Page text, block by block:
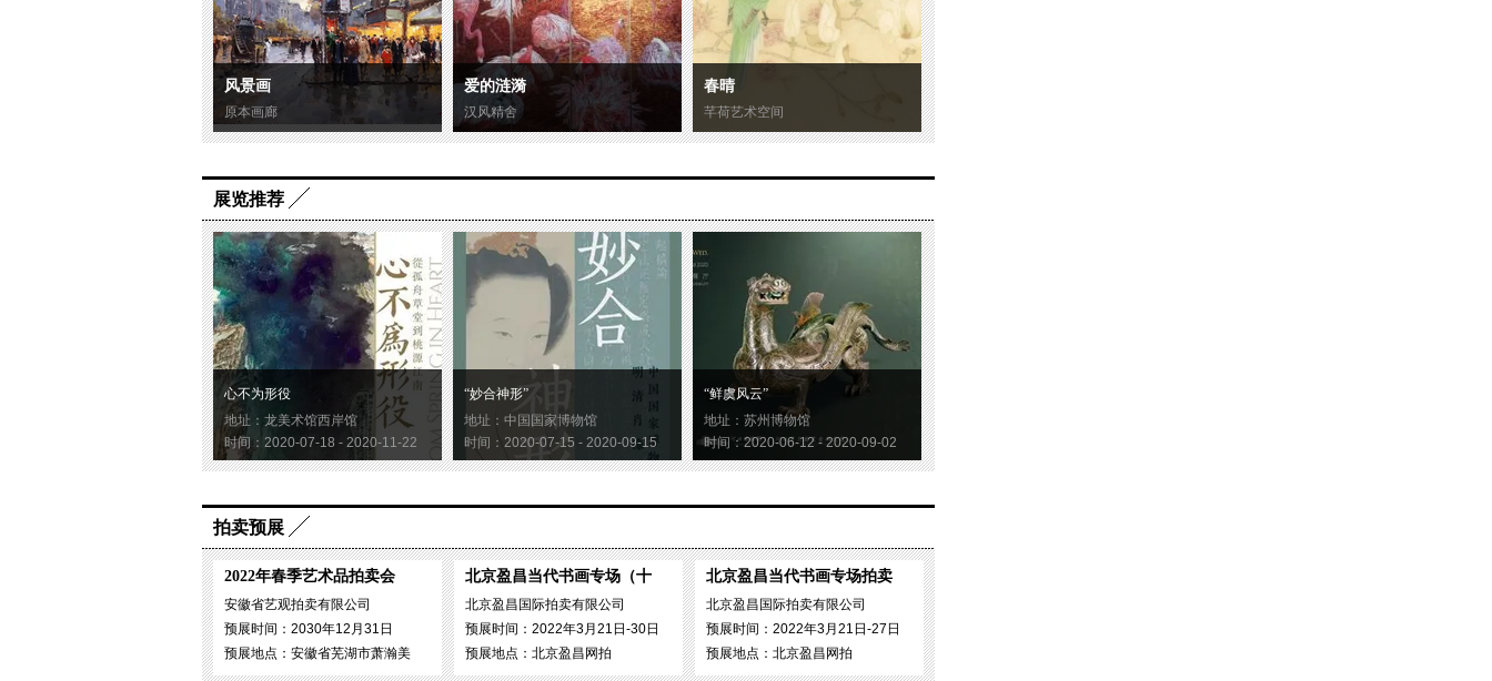
风景画
原本画廊
爱的涟漪
汉风精舍
春晴
芊荷艺术空间
展览推荐
心不为形役
地址：龙美术馆西岸馆
时间：2020-07-18 - 2020-11-22
“妙合神形”
地址：中国国家博物馆
时间：2020-07-15 - 2020-09-15
“鲜虞风云”
地址：苏州博物馆
时间：2020-06-12 - 2020-09-02
拍卖预展
2022年春季艺术品拍卖会
安徽省艺观拍卖有限公司
预展时间：2030年12月31日
预展地点：安徽省芜湖市萧瀚美
北京盈昌当代书画专场（十
北京盈昌国际拍卖有限公司
预展时间：2022年3月21日-30日
预展地点：北京盈昌网拍
北京盈昌当代书画专场拍卖
北京盈昌国际拍卖有限公司
预展时间：2022年3月21日-27日
预展地点：北京盈昌网拍